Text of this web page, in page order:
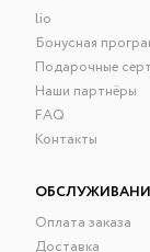
lio
Бонусная
Подарочные
Наши партнёры
FAQ
Контакты
Оплата заказа
Доставка